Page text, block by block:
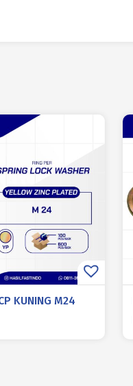
KUNING M24